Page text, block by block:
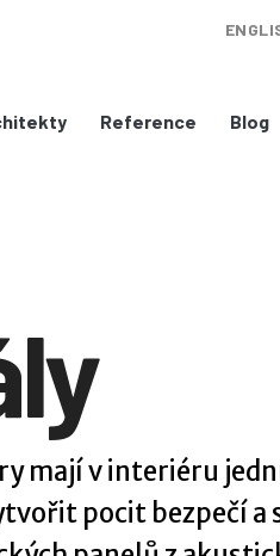
Reference Blog
mají v interiéru
pocit bezpečí a